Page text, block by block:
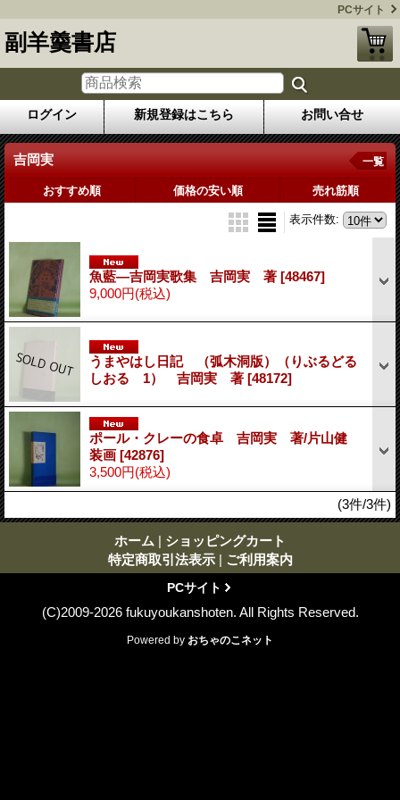
PCサイト
副羊羹書店
ログイン 新規登録はこちら お問い合せ
吉岡実 一覧
おすすめ順 価格の安い順 売れ筋順
表示件数:
魚藍―吉岡実歌集 吉岡実 著 [48467]
9,000円(税込)
うまやはし日記 （弧木洞版）（りぶるどる
しおる 1） 吉岡実 著 [48172]
ポール・クレーの食卓 吉岡実 著/片山健
装画 [42876]
3,500円(税込)
(3件/3件)
ホーム | ショッピングカート
特定商取引法表示 | ご利用案内
PCサイト
(C)2009-2026 fukuyoukanshoten. All Rights Reserved.
Powered by おちゃのこネット